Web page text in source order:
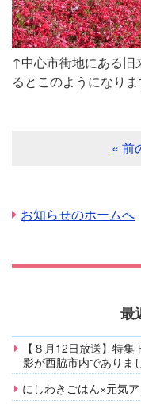
↑中心市街地にある旧
るとこのようになりま
« 前
お知らせのホームへ
最
【８月12日放送】特
影が西脇市内でありま
にしわきごはん×元気